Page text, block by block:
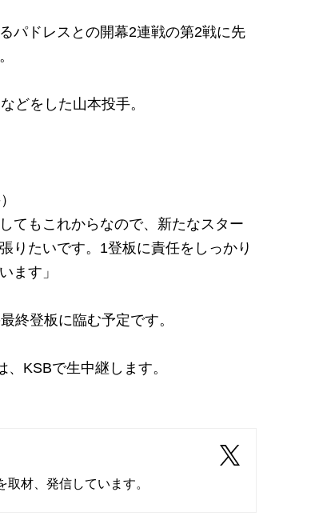
パドレスとの開幕2連戦の第2戦に先
どをした山本投手。
てもこれからなので、新たなスター
りたいです。1登板に責任をしっかり
ます」
終登板に臨む予定です。
KSBで生中継します。
材、発信しています。